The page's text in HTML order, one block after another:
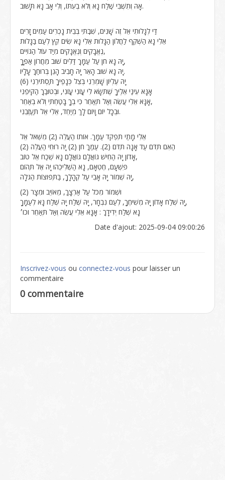
אָהּ וְתִשְׁבִּי שֽׁלַח נָא וְלֹא בְעִתּוֹ, וְלִי אָב נָא תָּשׁוּב.
דַּי לְגָלוּתִי אֵל זֶה שָׁנִים, שִׁבֽתִּי בְּבֵית נָכְרִים עַמִּים זָרִים
אֵלִי נָא הַשְׁקֵף לַחֲלוֹן הַגָּלוּת אֵלִי נָא שִׂים קֵץ לְעַם בַּגָּלוּת
נֶאֱבָקִים וְנֶאֱנָקִים מִיַּד עוֹל הַגּוֹיִים,
יָהּ נָא חֹן עַל עַמָּךֽ דַּלִּים שׁוּב מֵחֲרוֹן אַפָּךָ,
יָהּ נָא שׁוּב הָאֵר יָהּ חָבִיב הָגֵן בְּרוּחַךֽ עָלָיו.
יָהּ עֶלְיוֹן שָׁמְרֵנִי בְּצֵל כְּנָפֶיךָ תַּסְתּירֵנִי (6)
אָנָּא עֵינַי אֵלֶיךָ שֶׁתִּשָּׂא לִי עֳוֹנִי עֳוֹנִי, וּבְטוּבַךֽ הַקִּיפֵנִי
אָנָּא אֵלִי עֲשֵׂה וְאַל תְּאַחֵר כִּי בְךָ בָּטַחְתִּי וְלֹא בְאַחֵר,
וּבְכָל יוֹם וָיוֹם לָךְ מְיַחֵד, אֵלִי אֵל תַּעַזְבֵנִי.
אֵלִי מָתַי תִּפְקֹד עַמָּךְ. אוֹתוֹ הַעֲלֵה (2) מִשְּׁאֹל אֵל
הַאִם תִּדֹּם עַד אָנָה תִּדֹּם (2). עַמַּךֽ חֹן (2) יָהּ רוּחִי הַעֲלֵה (2)
אָדוֹן יָהּ הַחִישׁ גּוֹאֲלָם גּוֹאֲלָם נָא שְׁכַח אֵל טוֹב,
פִּשְׁעָם, חֶטְאָם, נָא הַשְׁלִיכֵהוּ יָהּ אֶל תְּהוֹם
יָהּ שְׁמוֹר יָהּ אָבִי עַל קְהָלָךָ, בַּתְּפוּצוֹת הַגֹּלָה,
וּשְׁמוֹר מִכֹּל עַל אַרְצָךֽ, מֵאוֹיֵב וּמִצָר (2)
יָהּ שְׁלַח אָדוֹן יָהּ מְשִׁיחֶךָ, לְעַם נִבְחָר, יָהּ שְׁלַח יָהּ שְׁלַח נָא לְעַמָּךָ,
נָא שְׁלַח יְדִידָךֽ : אָנָּא אֵלִי עֲשֵׂה וְאַל תְּאַחֵר וכו׳
Date d'ajout: 2025-09-04 09:00:26
Inscrivez-vous ou connectez-vous pour laisser un
commentaire
0 commentaire